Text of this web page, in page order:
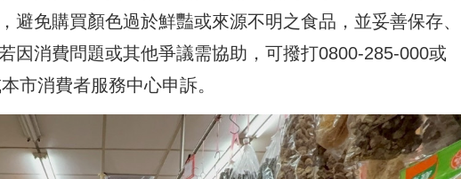
避免購買顏色過於鮮豔或來源不明之食品，並妥善保存、
因消費問題或其他爭議需協助，可撥打0800-285-000或
市消費者服務中心申訴。